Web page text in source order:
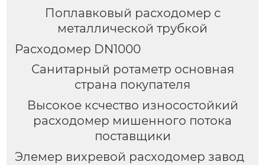
Поплавковый расходомер с
металлической трубкой
Расходомер DN1000
Санитарный ротаметр основная
страна покупателя
Высокое ксчество износостойкий
расходомер мишенного потока
поставщики
Элемер вихревой расходомер завод